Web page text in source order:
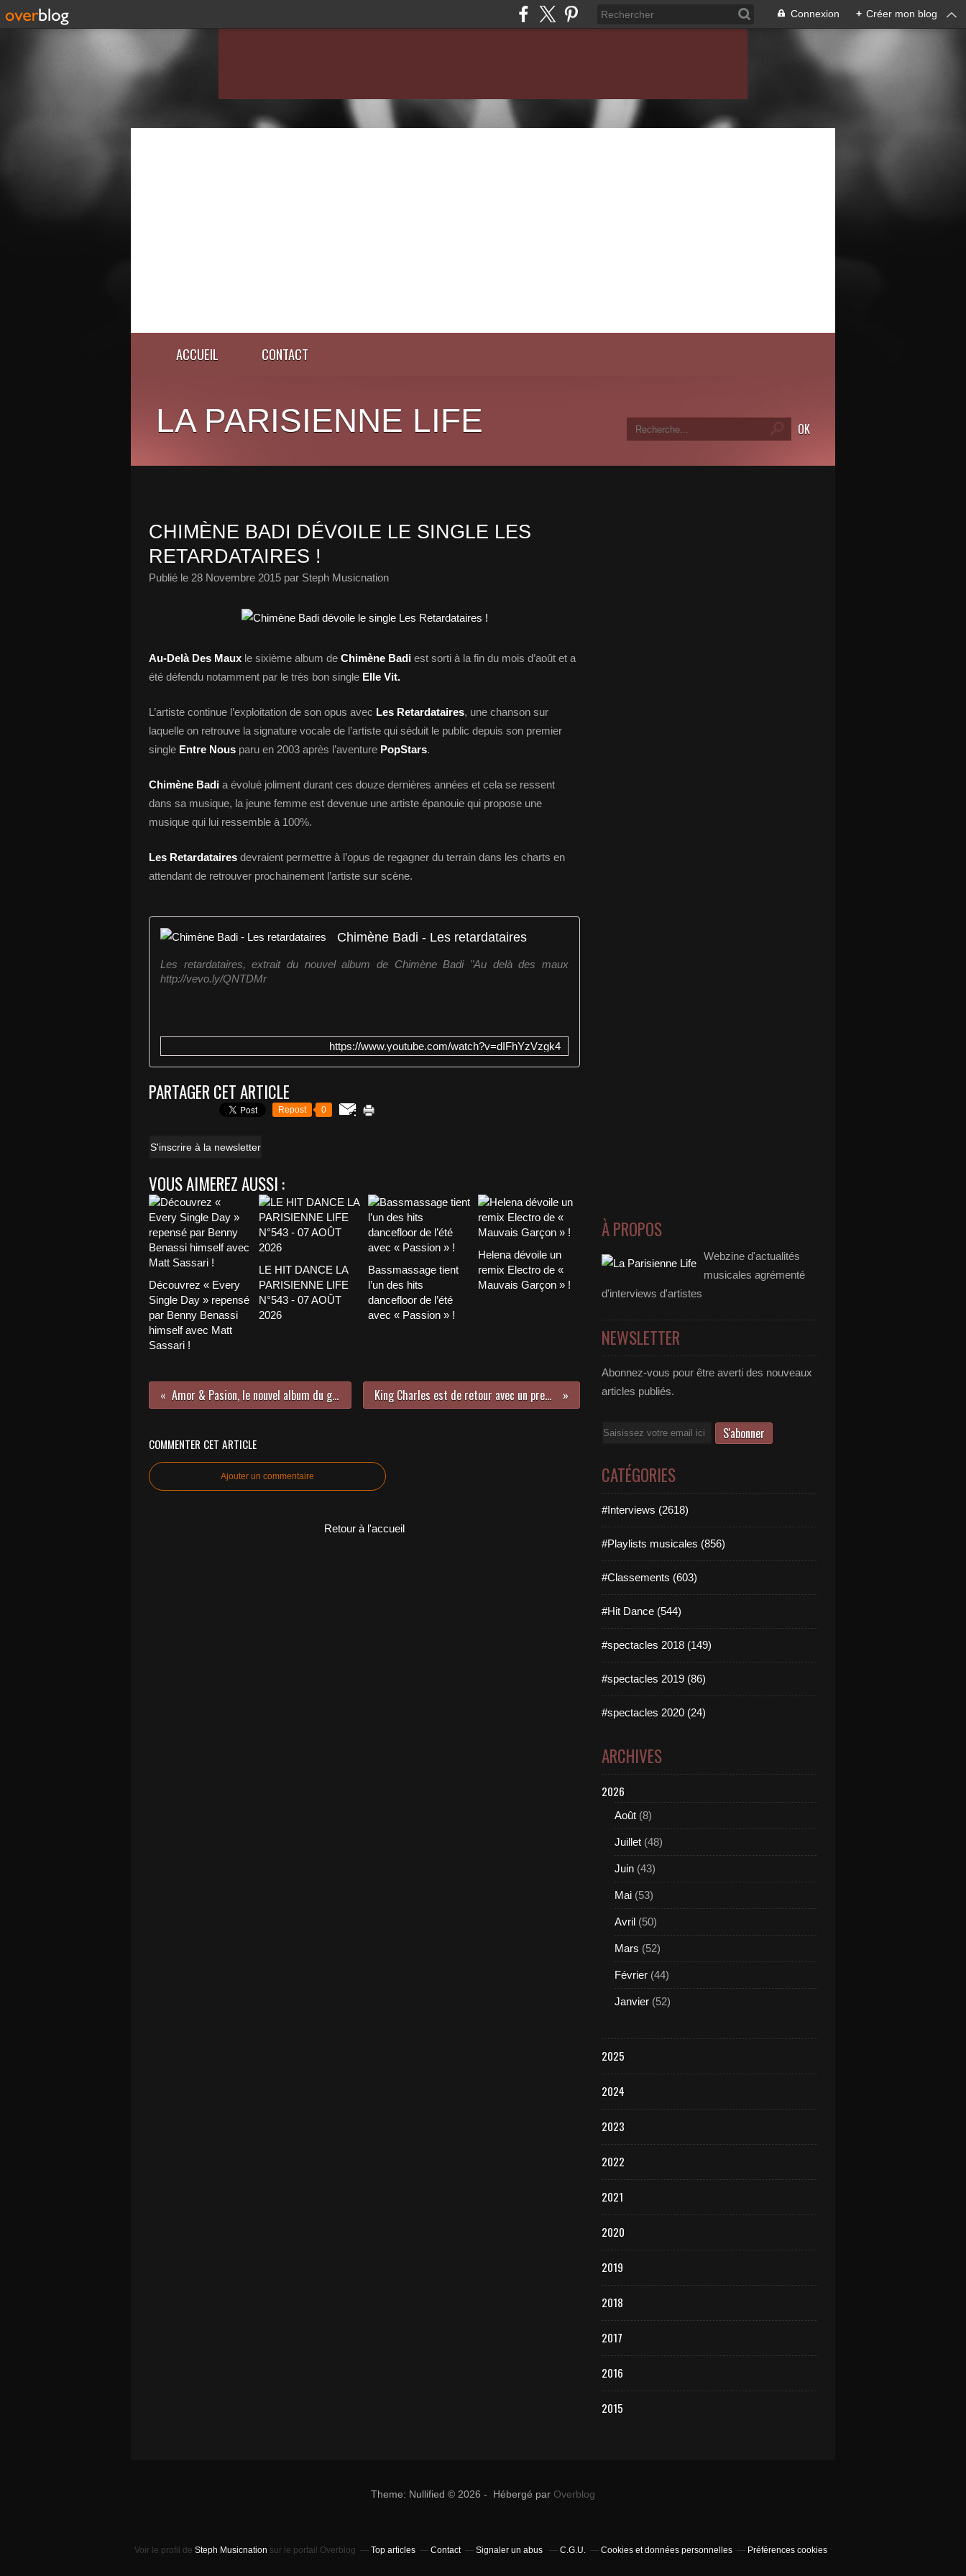
Connexion + Créer mon blog
ACCUEIL CONTACT
LA PARISIENNE LIFE
CHIMÈNE BADI DÉVOILE LE SINGLE LES
RETARDATAIRES !
Publié le 28 Novembre 2015 par Steph Musicnation
Au-Delà Des Maux le sixième album de Chimène Badi est sorti à la fin du mois d’août et a
été défendu notamment par le très bon single Elle Vit.
L’artiste continue l’exploitation de son opus avec Les Retardataires, une chanson sur
laquelle on retrouve la signature vocale de l’artiste qui séduit le public depuis son premier
single Entre Nous paru en 2003 après l’aventure PopStars.
Chimène Badi a évolué joliment durant ces douze dernières années et cela se ressent
dans sa musique, la jeune femme est devenue une artiste épanouie qui propose une
musique qui lui ressemble à 100%.
Les Retardataires devraient permettre à l’opus de regagner du terrain dans les charts en
attendant de retrouver prochainement l’artiste sur scène.
Chimène Badi - Les retardataires
Les retardataires, extrait du nouvel album de Chimène Badi "Au delà des maux
http://vevo.ly/QNTDMr
https://www.youtube.com/watch?v=dIFhYzVzgk4
PARTAGER CET ARTICLE
Repost 0
S'inscrire à la newsletter
VOUS AIMEREZ AUSSI :
Découvrez « Every
Single Day » repensé
par Benny Benassi
himself avec Matt
Sassari !
LE HIT DANCE LA
PARISIENNE LIFE
N°543 - 07 AOÛT
2026
Bassmassage tient
l’un des hits
dancefloor de l’été
avec « Passion » !
Helena dévoile un
remix Electro de «
Mauvais Garçon » !
Amor & Pasion, le nouvel album du groupe Il Divo est dans les bacs ! King Charles est de retour avec un premier extrait de son second album !
COMMENTER CET ARTICLE
Ajouter un commentaire
Retour à l'accueil
À PROPOS
Webzine d'actualités
musicales agrémenté
d'interviews d'artistes
NEWSLETTER
Abonnez-vous pour être averti des nouveaux
articles publiés.
Email
CATÉGORIES
#Interviews (2618)
#Playlists musicales (856)
#Classements (603)
#Hit Dance (544)
#spectacles 2018 (149)
#spectacles 2019 (86)
#spectacles 2020 (24)
ARCHIVES
2026
Août (8)
Juillet (48)
Juin (43)
Mai (53)
Avril (50)
Mars (52)
Février (44)
Janvier (52)
2025
2024
2023
2022
2021
2020
2019
2018
2017
2016
2015
Theme: Nullified © 2026 - Hébergé par Overblog
Voir le profil de Steph Musicnation sur le portail Overblog Top articles Contact Signaler un abus C.G.U. Cookies et données personnelles Préférences cookies